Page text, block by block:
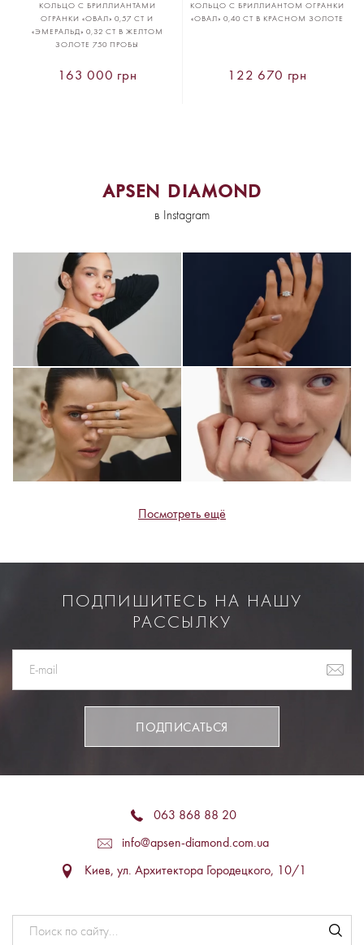
КОЛЬЦО С БРИЛЛИАНТАМИ
ОГРАНКИ «ОВАЛ» 0,57 CT И
«ЭМЕРАЛЬД» 0,32 CT В ЖЕЛТОМ
ЗОЛОТЕ 750 ПРОБЫ
163 000 грн
КОЛЬЦО С БРИЛЛИАНТОМ ОГРАНКИ
«ОВАЛ» 0,40 CT В КРАСНОМ ЗОЛОТЕ
122 670 грн
APSEN DIAMOND
в Instagram
Посмотреть ещё
ПОДПИШИТЕСЬ НА НАШУ
РАССЫЛКУ
ПОДПИСАТЬСЯ
063 868 88 20
info@apsen-diamond.com.ua
Киев, ул. Архитектора Городецкого, 10/1